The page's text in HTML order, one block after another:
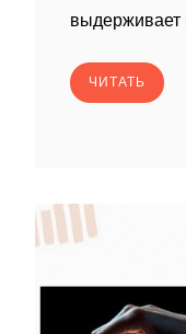
выдерживает
ЧИТАТЬ